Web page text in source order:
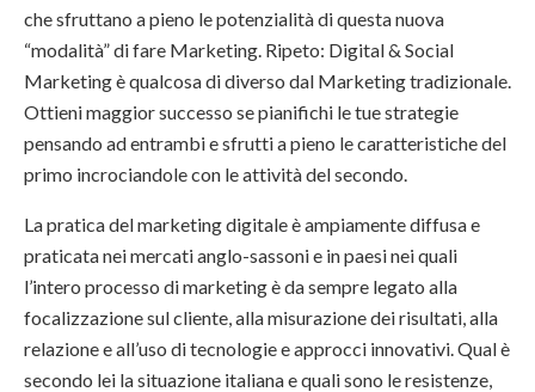
che sfruttano a pieno le potenzialità di questa nuova
“modalità” di fare Marketing. Ripeto: Digital & Social
Marketing è qualcosa di diverso dal Marketing tradizionale.
Ottieni maggior successo se pianifichi le tue strategie
pensando ad entrambi e sfrutti a pieno le caratteristiche del
primo incrociandole con le attività del secondo.
La pratica del marketing digitale è ampiamente diffusa e
praticata nei mercati anglo-sassoni e in paesi nei quali
l’intero processo di marketing è da sempre legato alla
focalizzazione sul cliente, alla misurazione dei risultati, alla
relazione e all’uso di tecnologie e approcci innovativi. Qual è
secondo lei la situazione italiana e quali sono le resistenze,